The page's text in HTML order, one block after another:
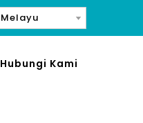
Melayu
Hubungi Kami